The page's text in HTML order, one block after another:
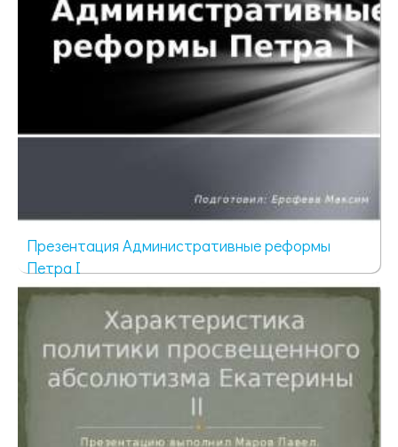
Презентация Административные реформы
Петра I
695 просмотров